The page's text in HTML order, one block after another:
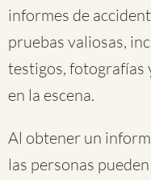
informes de
pruebas valiosas,
testigos, fotografías
en la escena.
Al obtener un
las personas